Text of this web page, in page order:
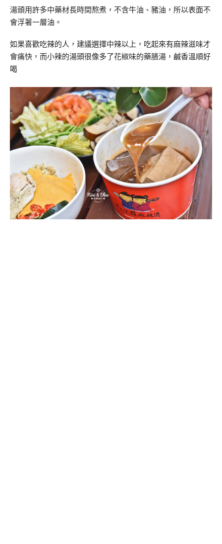
湯頭用許多中藥材長時間熬煮，不含牛油、豬油，所以表面不
會浮著一層油。
如果喜歡吃辣的人，建議選擇中辣以上，吃起來有麻辣滋味才
會痛快，而小辣的湯頭很像多了花椒味的藥膳湯，鹹香溫順好
喝